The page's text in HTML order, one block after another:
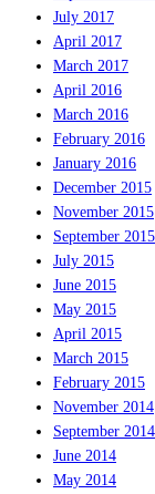
July 2017
April 2017
March 2017
April 2016
March 2016
February 2016
January 2016
December 2015
November 2015
September 2015
July 2015
June 2015
May 2015
April 2015
March 2015
February 2015
November 2014
September 2014
June 2014
May 2014